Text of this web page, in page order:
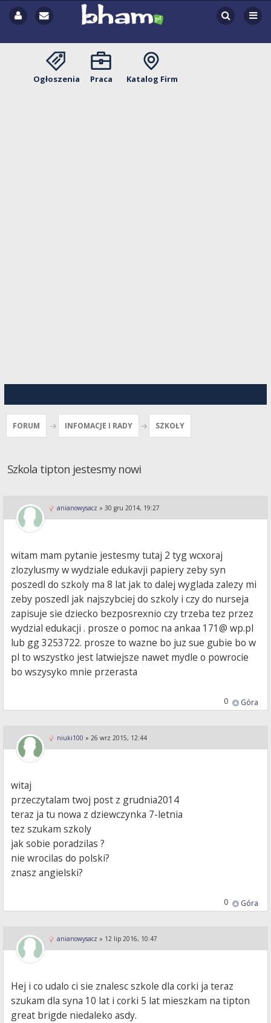
Ogłoszenia Praca Katalog Firm
FORUM INFOMACJE I RADY SZKOŁY
Szkola tipton jestesmy nowi
anianowysacz » 30 gru 2014, 19:27
witam mam pytanie jestesmy tutaj 2 tyg wcxoraj
zlozylusmy w wydziale edukavji papiery zeby syn
poszedl do szkoly ma 8 lat jak to dalej wyglada zalezy mi
zeby poszedl jak najszybciej do szkoly i czy do nurseja
zapisuje sie dziecko bezposrexnio czy trzeba tez przez
wydzial edukacji . prosze o pomoc na ankaa 171@ wp.pl
lub gg 3253722. prosze to wazne bo juz sue gubie bo w
pl to wszystko jest latwiejsze nawet mydle o powrocie
bo wszysyko mnie przerasta
Góra
0
niuki100 » 26 wrz 2015, 12:44
witaj
przeczytalam twoj post z grudnia2014
teraz ja tu nowa z dziewczynka 7-letnia
tez szukam szkoly
jak sobie poradzilas ?
nie wrocilas do polski?
znasz angielski?
Góra
0
anianowysacz » 12 lip 2016, 10:47
Hej i co udalo ci sie znalesc szkole dla corki ja teraz
szukam dla syna 10 lat i corki 5 lat mieszkam na tipton
great brigde niedaleko asdy.